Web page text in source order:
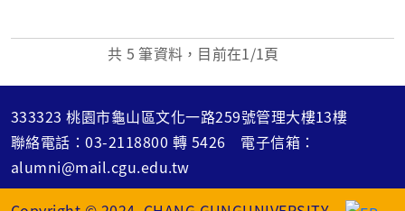
歷，在我體內留下了很深的痕跡。臨床工作幾年後，我
和同樣畢業於本校呼吸治療系的 Ken，一起創立了三
個和「呼吸」或「人」仍然有關的品牌。只是場域變了
——從醫...
共 5 筆資料，目前在1/1頁
333323 桃園市龜山區文化一路259號管理大樓13樓
聯絡電話：03-2118800 轉 5426
電子信箱：
alumni@mail.cgu.edu.tw